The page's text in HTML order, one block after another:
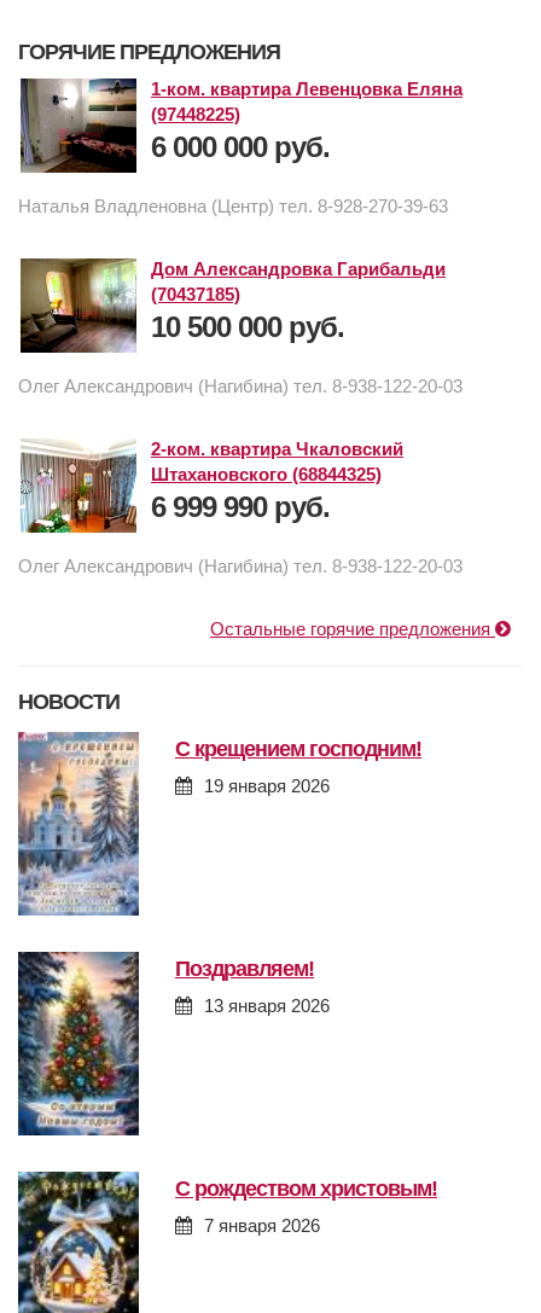
ГОРЯЧИЕ ПРЕДЛОЖЕНИЯ
1-ком. квартира Левенцовка Еляна
(97448225)
6 000 000 руб.
Наталья Владленовна (Центр) тел. 8-928-270-39-63
Дом Александровка Гарибальди
(70437185)
10 500 000 руб.
Олег Александрович (Нагибина) тел. 8-938-122-20-03
2-ком. квартира Чкаловский
Штахановского (68844325)
6 999 990 руб.
Олег Александрович (Нагибина) тел. 8-938-122-20-03
Остальные горячие предложения
НОВОСТИ
с крещением господним!
19 января 2026
поздравляем!
13 января 2026
с рождеством христовым!
7 января 2026